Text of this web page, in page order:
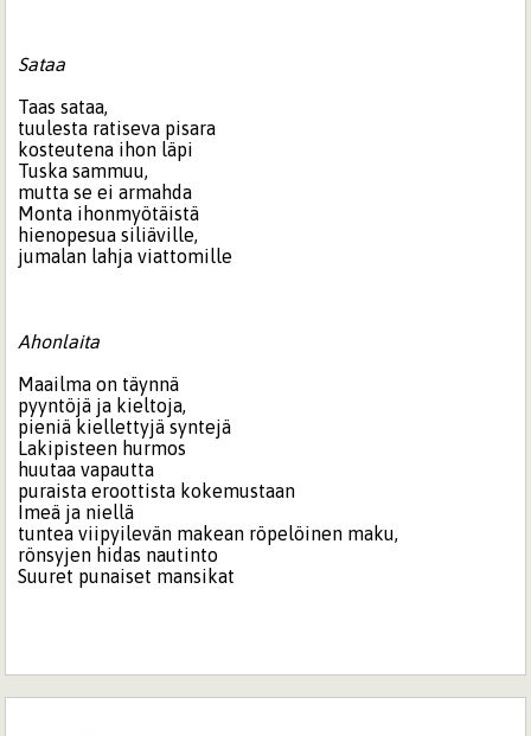
Sataa
Taas sataa,
tuulesta ratiseva pisara
kosteutena ihon läpi
Tuska sammuu,
mutta se ei armahda
Monta ihonmyötäistä
hienopesua siliäville,
jumalan lahja viattomille
Ahonlaita
Maailma on täynnä
pyyntöjä ja kieltoja,
pieniä kiellettyjä syntejä
Lakipisteen hurmos
huutaa vapautta
puraista eroottista kokemustaan
Imeä ja niellä
tuntea viipyilevän makean röpelöinen maku,
rönsyjen hidas nautinto
Suuret punaiset mansikat